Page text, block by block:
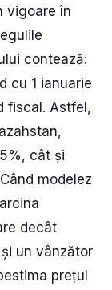
vigoare în
contează:
cu 1 ianuarie
fiscal. Astfel,
cât și
modelez
decât
un vânzător
prețul